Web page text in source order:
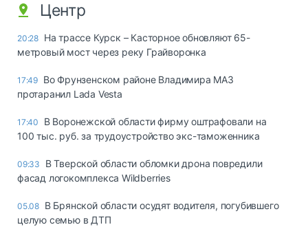
Центр
20:28 На трассе Курск – Касторное обновляют 65-
метровый мост через реку Грайворонка
17:49 Во Фрунзенском районе Владимира МАЗ
протаранил Lada Vesta
17:40
В Воронежской области фирму оштрафовали на
100 тыс. руб. за трудоустройство экс-таможенника
09:33
В Тверской области обломки дрона повредили
фасад логокомплекса Wildberries
05.08 В Брянской области осудят водителя, погубившего
целую семью в ДТП